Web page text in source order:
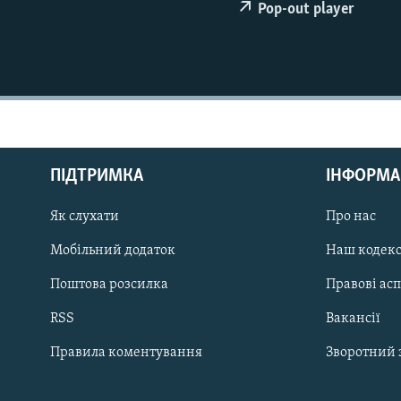
ПОДКАСТИ
КРИМ РЕАЛІЇ
ДОЛУЧАЙСЯ!
Pop-out player
ПІДТРИМКА
Як слухати
Мобільний додаток
Поштова розсилка
RSS
Правила коментування
Про нас
Наш кодекс
Правові
Вакансії
Зворотний